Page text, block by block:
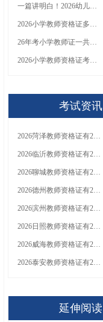
一篇讲明白！2026幼儿教师资格证报名条件！
2026小学教师资格证多少钱能考到手？
26年考小学教师证一共需要多少钱
2026小学教师资格证考完需要花多少钱
考试资讯
2026菏泽教师资格证有2000元补贴？怎么申请
2026临沂教师资格证有2000元补贴？怎么申请
2026聊城教师资格证有2000元补贴？怎么申请
2026德州教师资格证有2000元补贴？怎么申请
2026滨州教师资格证有2000元补贴？怎么申请
2026日照教师资格证有2000元补贴？怎么申请
2026威海教师资格证有2000元补贴？怎么申请
2026泰安教师资格证有2000元补贴？怎么申请
延伸阅读